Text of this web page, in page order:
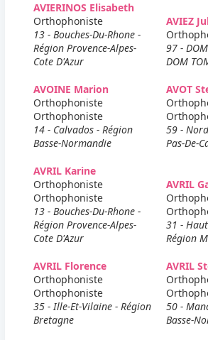
AVIERINOS Elisabeth
Orthophoniste
13 - Bouches-Du-Rhone -
Région Provence-Alpes-
Cote D'Azur
AVIEZ
97 -
DOM
AVOINE Marion
Orthophoniste
Orthophoniste
14 - Calvados - Région
Basse-Normandie
AVOT
59 -
Pas-De-
AVRIL Karine
Orthophoniste
Orthophoniste
13 - Bouches-Du-Rhone -
Région Provence-Alpes-
Cote D'Azur
AVRIL
31 -
Région
AVRIL Florence
Orthophoniste
Orthophoniste
35 - Ille-Et-Vilaine - Région
Bretagne
AVRIL
50 -
Basse-